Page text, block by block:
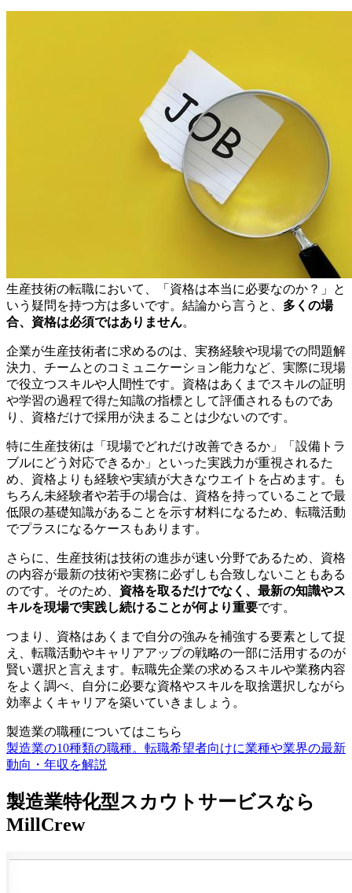
生産技術の転職において、「資格は本当に必要なのか？」と
いう疑問を持つ方は多いです。結論から言うと、 多くの場
合、資格は必須ではありません。
企業が生産技術者に求めるのは、実務経験や現場での問題解
決力、チームとのコミュニケーション能力など、実際に現場
で役立つスキルや人間性です。資格はあくまでスキルの証明
や学習の過程で得た知識の指標として評価されるものであ
り、資格だけで採用が決まることは少ないのです。
特に生産技術は「現場でどれだけ改善できるか」「設備トラ
ブルにどう対応できるか」といった実践力が重視されるた
め、資格よりも経験や実績が大きなウエイトを占めます。も
ちろん未経験者や若手の場合は、資格を持っていることで最
低限の基礎知識があることを示す材料になるため、転職活動
でプラスになるケースもあります。
さらに、生産技術は技術の進歩が速い分野であるため、資格
の内容が最新の技術や実務に必ずしも合致しないこともある
のです。そのため、 資格を取るだけでなく、最新の知識やス
キルを現場で実践し続けることが何より重要です。
つまり、資格はあくまで自分の強みを補強する要素として捉
え、転職活動やキャリアアップの戦略の一部に活用するのが
賢い選択と言えます。転職先企業の求めるスキルや業務内容
をよく調べ、自分に必要な資格やスキルを取捨選択しながら
効率よくキャリアを築いていきましょう。
製造業の職種についてはこちら
製造業の10種類の職種。転職希望者向けに業種や業界の最新
動向・年収を解説
製造業特化型スカウトサービスなら
MillCrew